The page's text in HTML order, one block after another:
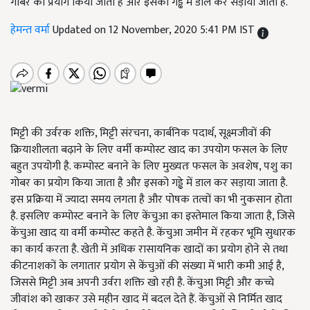
हेमन्त वर्माUpdated on 12 November, 2020 5:41 PM IST
मिट्टी की उर्वरक शक्ति,मिट्टी संरचना,कार्बनिक पदार्थ,सूक्ष्मजीवों की
क्रियाशीलता बढ़ाने के लिए वर्मी कम्पोस्ट खाद का उपयोग फसल के लिए
बहुत उपयोगी है. कम्पोस्ट बनाने के लिए मुख्यतः फसल के अवशेष,पशु का
गोबर का प्रयोग किया जाता है और इसको गड्ढे में डाल कर सड़ाया जाता है.
इस प्रक्रिया में ज्यादा समय लगता है और पोषक तत्वों का भी नुकसान होता
है. इसलिए कम्पोस्ट बनाने के लिए केंचुआ का इस्तेमाल किया जाता है,जिसे
केंचुआ खाद या वर्मी कम्पोस्ट कहते है.केंचुआ जमीन में रहकर भूमि सुधारक
का कार्य करता है. खेती में अधिक रासायनिक खादों का प्रयोग होने से तथा
कीटनाशकों के लगातार प्रयोग से केंचुओं की संख्या में भारी कमी आई है,
जिससे मिट्टी अब अपनी उर्वरा शक्ति खो रही है. केंचुआ मिट्टी और कच्चे
जीवांश को खाकर उसे महीन खाद में बदल देते हैं. केंचुओं से निर्मित खाद